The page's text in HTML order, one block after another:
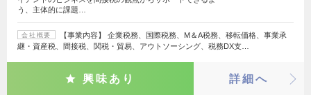
う、主体的に課題…
会社概要
【事業内容】 企業税務、国際税務、M＆A税務、移転価格、事業承
継・資産税、間接税、関税・貿易、アウトソーシング、税務DX支…
興味あり 詳細へ